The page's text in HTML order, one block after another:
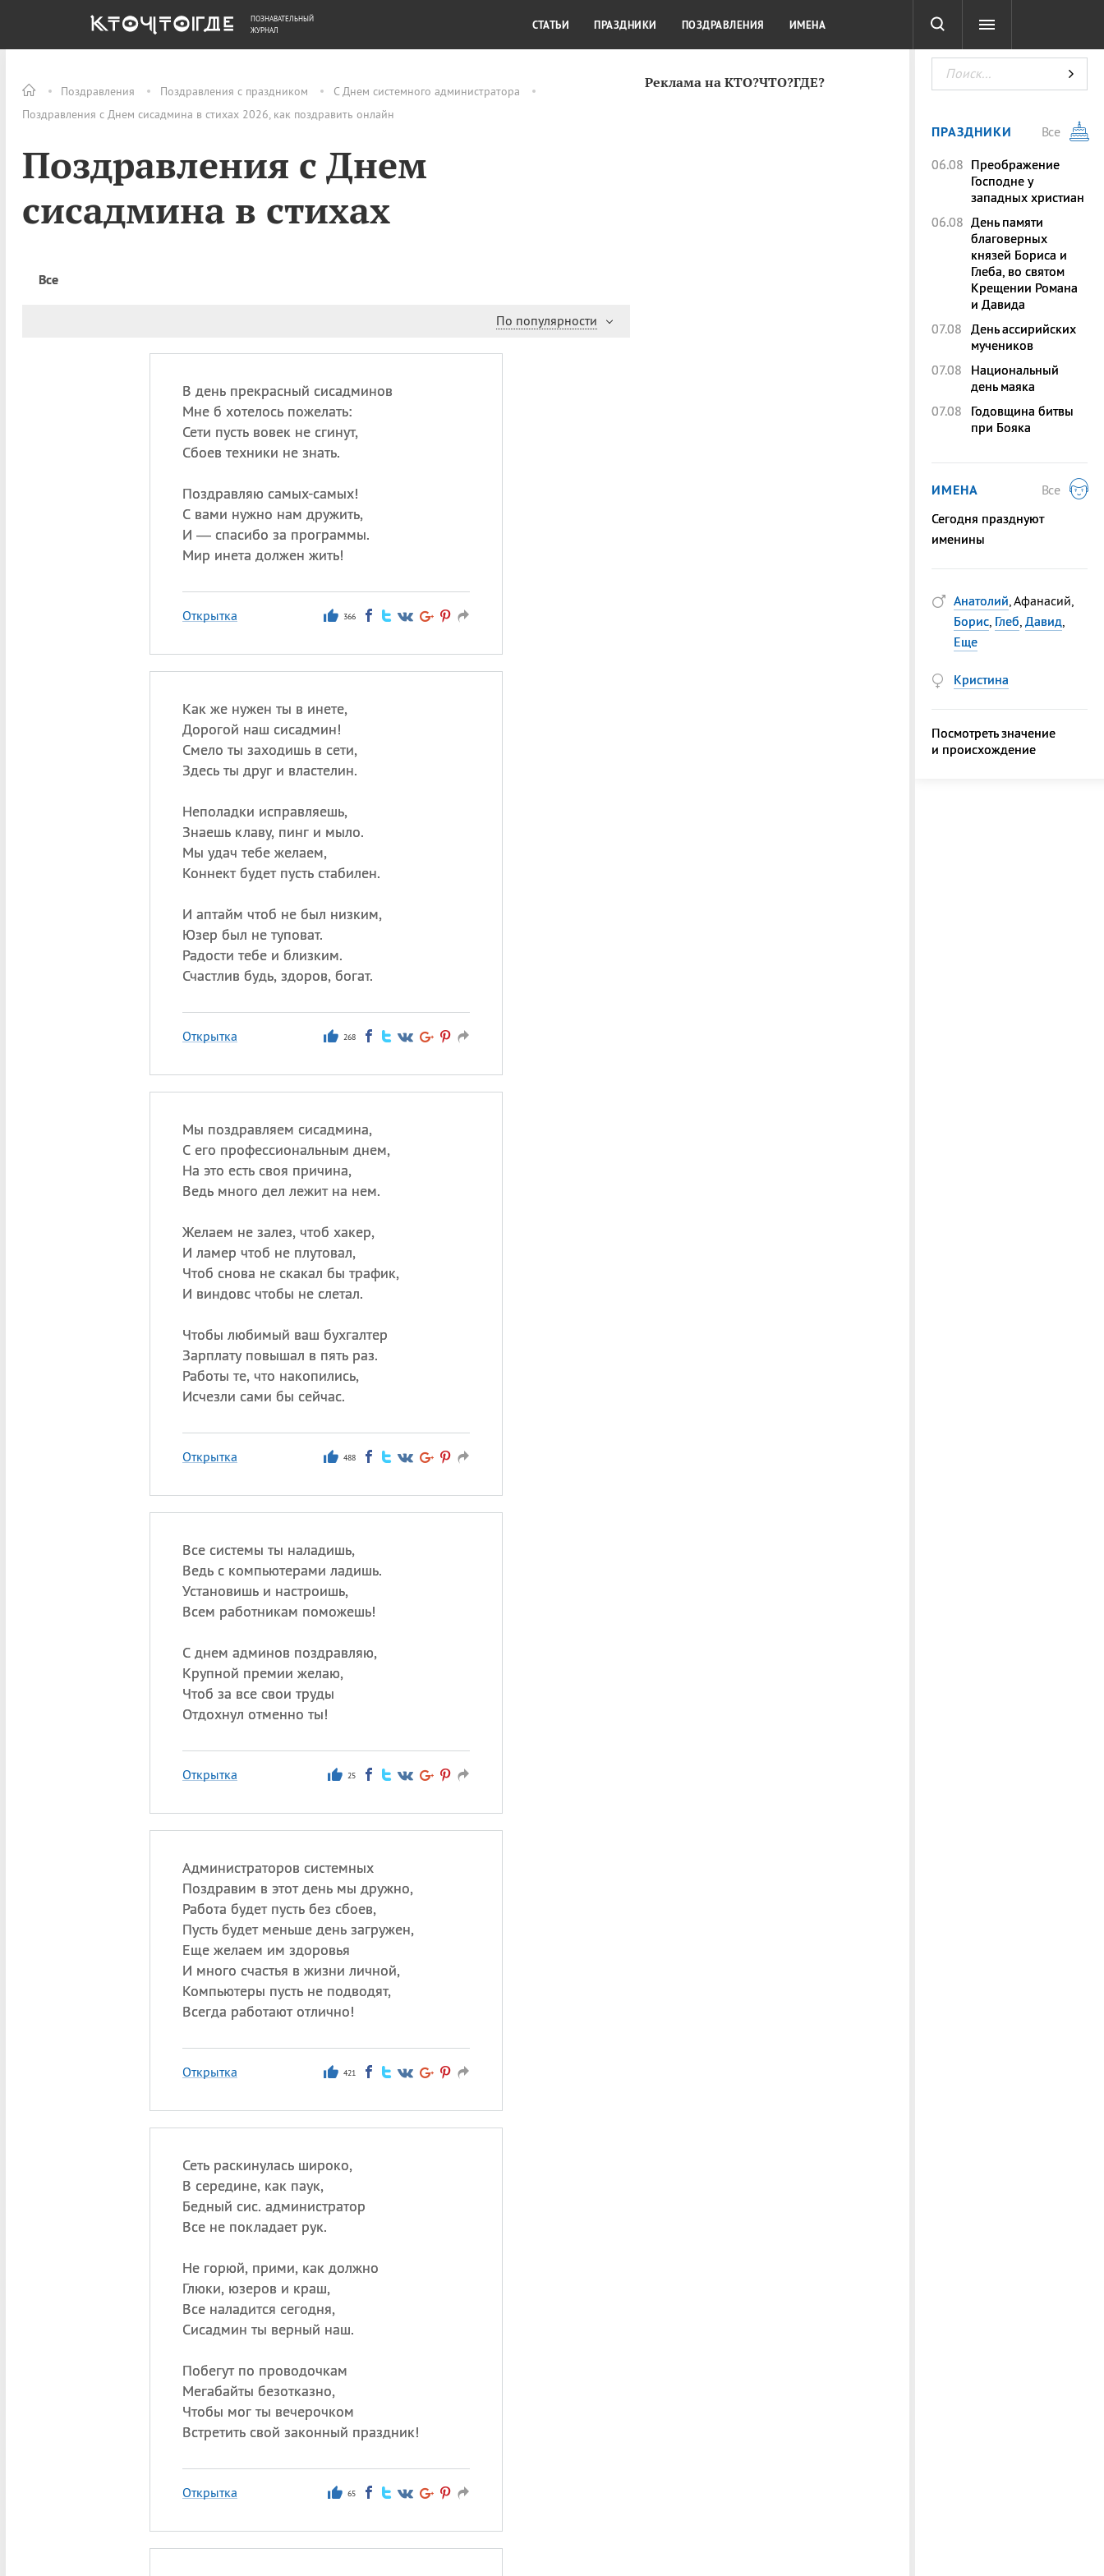
Поздравления Поздравления с праздником
С Днем системного администратора
Поздравления с Днем сисадмина в стихах 2026, как поздравить онлайн
Поздравления с Днем
сисадмина в стихах
Все
По популярности
В день прекрасный сисадминов
Мне б хотелось пожелать:
Сети пусть вовек не сгинут,
Сбоев техники не знать.
Поздравляю самых-самых!
С вами нужно нам дружить,
И — спасибо за программы.
Мир инета должен жить!
Открытка 366
Как же нужен ты в инете,
Дорогой наш сисадмин!
Смело ты заходишь в сети,
Здесь ты друг и властелин.
Неполадки исправляешь,
Знаешь клаву, пинг и мыло.
Мы удач тебе желаем,
Коннект будет пусть стабилен.
И аптайм чтоб не был низким,
Юзер был не туповат.
Радости тебе и близким.
Счастлив будь, здоров, богат.
Открытка 268
Мы поздравляем сисадмина,
С его профессиональным днем,
На это есть своя причина,
Ведь много дел лежит на нем.
Желаем не залез, чтоб хакер,
И ламер чтоб не плутовал,
Чтоб снова не скакал бы трафик,
И виндовс чтобы не слетал.
Чтобы любимый ваш бухгалтер
Зарплату повышал в пять раз.
Работы те, что накопились,
Исчезли сами бы сейчас.
Открытка 488
Все системы ты наладишь,
Ведь с компьютерами ладишь.
Установишь и настроишь,
Всем работникам поможешь!
С днем админов поздравляю,
Крупной премии желаю,
Чтоб за все свои труды
Отдохнул отменно ты!
Открытка 25
Администраторов системных
Поздравим в этот день мы дружно,
Работа будет пусть без сбоев,
Пусть будет меньше день загружен,
Еще желаем им здоровья
И много счастья в жизни личной,
Компьютеры пусть не подводят,
Всегда работают отлично!
Открытка 421
Сеть раскинулась широко,
В середине, как паук,
Бедный сис. администратор
Все не покладает рук.
Не горюй, прими, как должно
Глюки, юзеров и краш,
Все наладится сегодня,
Сисадмин ты верный наш.
Побегут по проводочкам
Мегабайты безотказно,
Чтобы мог ты вечерочком
Встретить свой законный праздник!
Открытка 65
Реклама на КТО?ЧТО?ГДЕ?
ОБЩЕСТВО ДЕНЬГИ КУЛЬТУРА КРАСОТА ТЕСТЫ
ПОЗНАВАТЕЛЬНЫЙ
ЖУРНАЛ
СТАТЬИ ПРАЗДНИКИ ПОЗДРАВЛЕНИЯ ИМЕНА
ПРАЗДНИКИ
Все
06.08 Преображение
Господне у
западных христиан
06.08 День памяти
благоверных
князей Бориса и
Глеба, во святом
Крещении Романа
и Давида
07.08 День ассирийских
мучеников
07.08
Национальный
день маяка
07.08
Годовщина битвы
при Бояка
ИМЕНА
Все
Сегодня празднуют
именины
Анатолий, Афанасий,
Борис, Глеб, Давид,
Еще
Кристина
Посмотреть значение
и происхождение